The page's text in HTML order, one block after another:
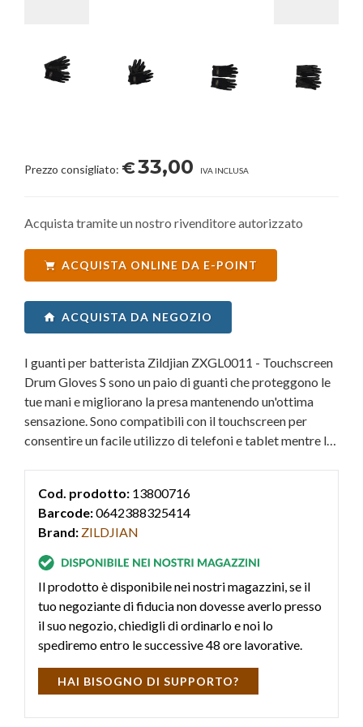
Prezzo consigliato: €33,00 IVA INCLUSA
Acquista tramite un nostro rivenditore autorizzato
ACQUISTA ONLINE DA E-POINT
ACQUISTA DA NEGOZIO
I guanti per batterista Zildjian ZXGL0011 - Touchscreen
Drum Gloves S sono un paio di guanti che proteggono le
tue mani e migliorano la presa mantenendo un'ottima
sensazione. Sono compatibili con il touchscreen per
consentire un facile utilizzo di telefoni e tablet mentre li
una vestibilità perfetta. Taglia S.
Cod. prodotto: 13800716
Barcode:0642388325414
Brand: ZILDJIAN
Il prodotto è disponibile nei nostri magazzini, se il
tuo negoziante di fiducia non dovesse averlo presso
il suo negozio, chiedigli di ordinarlo e noi lo
spediremo entro le successive 48 ore lavorative.
HAI BISOGNO DI SUPPORTO?